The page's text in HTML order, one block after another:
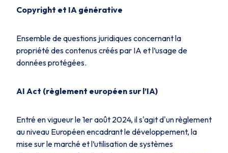
Copyright et IA générative
Ensemble de questions juridiques concernant la
propriété des contenus créés par IA et l’usage de
données protégées.
AI Act (règlement européen sur l’IA)
Entré en vigueur le 1er août 2024, il s'agit d'un règlement
au niveau Européen encadrant le développement, la
mise sur le marché et l’utilisation de systèmes